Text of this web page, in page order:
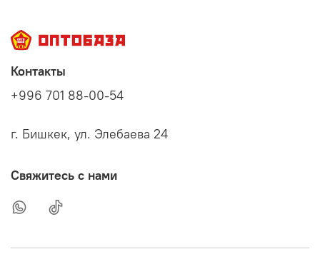
Контакты
+996 701 88-00-54
г. Бишкек, ул. Элебаева 24
Свяжитесь с нами